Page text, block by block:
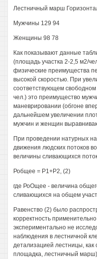
Лестничный марш
Мужчины 129 94
Женщины 98 78
Как показывают данные
(площадь участка 2-2,5 м2/
физические преимущества
высокой скоростью. При
соответствующем
чел.) это преимущество
маневрировании (обгоне
дальнейшем увеличении
мужчин и женщин
При проведении натурных
движения людских потоков
величины сливающихся
Робщее = Р1+Р2, (2)
где РоОщее - величина
сливающихся на общем
Равенство (2) было
корректность
экспериментально не
наблюдения в лестничной
детализацией лестницы, как
площадка, лестничный